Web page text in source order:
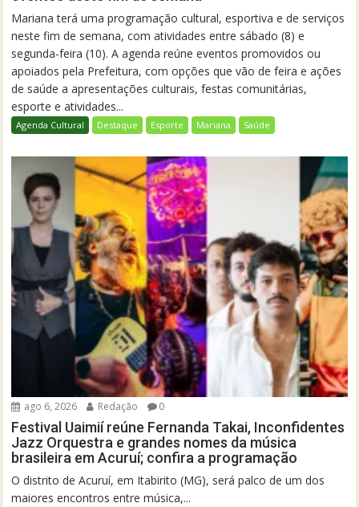
Mariana terá uma programação cultural, esportiva e de serviços
neste fim de semana, com atividades entre sábado (8) e
segunda-feira (10). A agenda reúne eventos promovidos ou
apoiados pela Prefeitura, com opções que vão de feira e ações
de saúde a apresentações culturais, festas comunitárias,
esporte e atividades...
Agenda Cultural Destaque Esporte Mariana Saúde
ago 6, 2026 Redação 0
Festival Uaimií reúne Fernanda Takai, Inconfidentes
Jazz Orquestra e grandes nomes da música
brasileira em Acuruí; confira a programação
O distrito de Acuruí, em Itabirito (MG), será palco de um dos
maiores encontros entre música,...